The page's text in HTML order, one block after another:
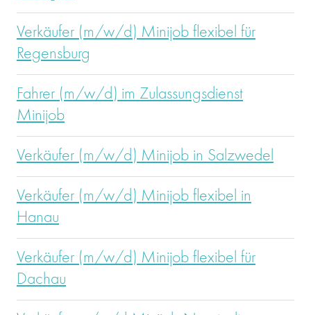
Verkäufer (m/w/d) Minijob flexibel für
Regensburg
Fahrer (m/w/d) im Zulassungsdienst
Minijob
Verkäufer (m/w/d) Minijob in Salzwedel
Verkäufer (m/w/d) Minijob flexibel in
Hanau
Verkäufer (m/w/d) Minijob flexibel für
Dachau